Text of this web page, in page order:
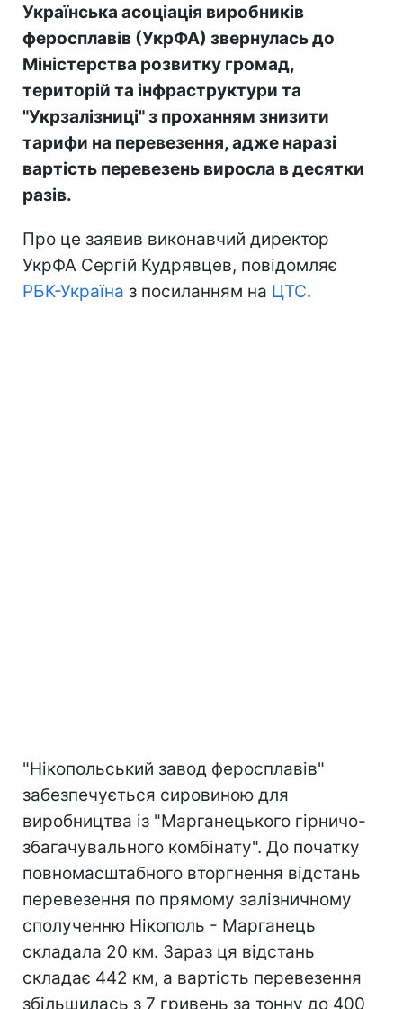
Українська асоціація виробників
феросплавів (УкрФА) звернулась до
Міністерства розвитку громад,
територій та інфраструктури та
"Укрзалізниці" з проханням знизити
тарифи на перевезення, адже наразі
вартість перевезень виросла в десятки
разів.
Про це заявив виконавчий директор
УкрФА Сергій Кудрявцев, повідомляє
РБК-Україна з посиланням на ЦТС.
"Нікопольський завод феросплавів"
забезпечується сировиною для
виробництва із "Марганецького гірничо-
збагачувального комбінату". До початку
повномасштабного вторгнення відстань
перевезення по прямому залізничному
сполученню Нікополь - Марганець
складала 20 км. Зараз ця відстань
складає 442 км, а вартість перевезення
збільшилась з 7 гривень за тонну до 400